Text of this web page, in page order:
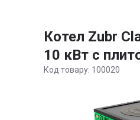
Котел Zubr
10 кВт с
Код товару: 100020